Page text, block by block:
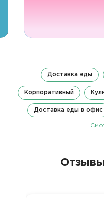
Доставка еды
Корпоративный
Доставка еды в офис